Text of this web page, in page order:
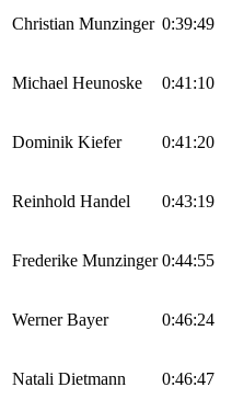
Christian Munzinger 0:39:49
Michael Heunoske 0:41:10
Dominik Kiefer 0:41:20
Reinhold Handel 0:43:19
Frederike Munzinger 0:44:55
Werner Bayer 0:46:24
Natali Dietmann 0:46:47